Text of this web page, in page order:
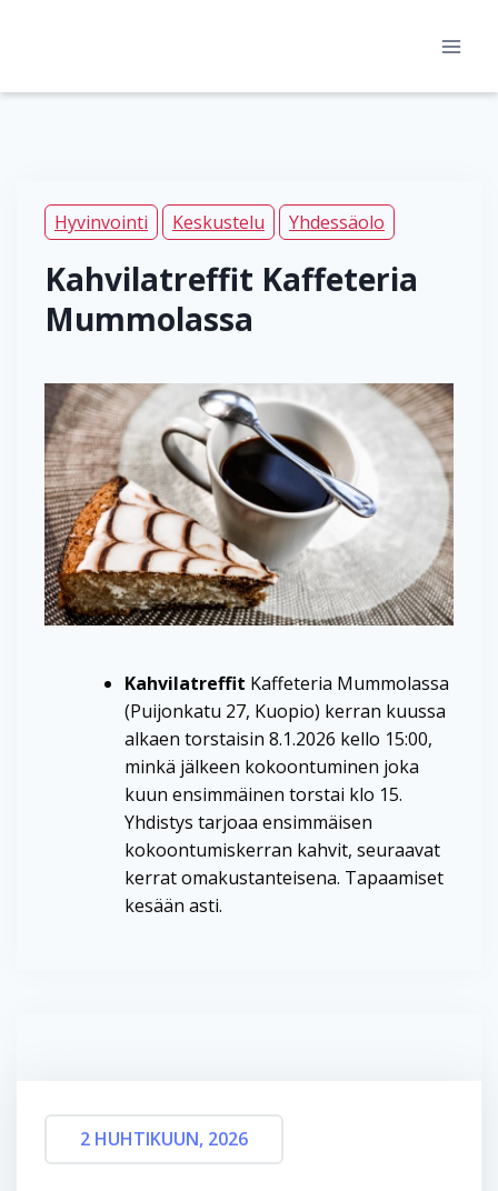
Hyvinvointi Keskustelu Yhdessäolo
Kahvilatreffit Kaffeteria
Mummolassa
Kahvilatreffit Kaffeteria Mummolassa
(Puijonkatu 27, Kuopio) kerran kuussa
alkaen torstaisin 8.1.2026 kello 15:00,
minkä jälkeen kokoontuminen joka
kuun ensimmäinen torstai klo 15.
Yhdistys tarjoaa ensimmäisen
kokoontumiskerran kahvit, seuraavat
kerrat omakustanteisena. Tapaamiset
kesään asti.
2 HUHTIKUUN, 2026